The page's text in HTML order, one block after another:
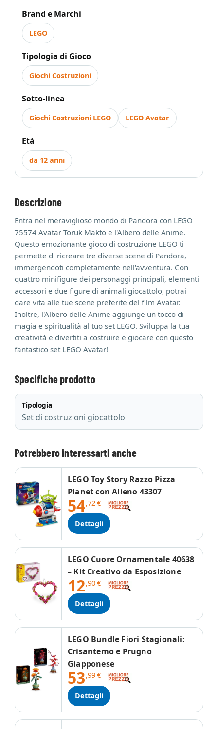
Brand e Marchi
LEGO
Tipologia di Gioco
Giochi Costruzioni
Sotto-linea
Giochi Costruzioni LEGO LEGO Avatar
Età
da 12 anni
Descrizione
Entra nel meraviglioso mondo di Pandora con LEGO
75574 Avatar Toruk Makto e l'Albero delle Anime.
Questo emozionante gioco di costruzione LEGO ti
permette di ricreare tre diverse scene di Pandora,
immergendoti completamente nell'avventura. Con
quattro minifigure dei personaggi principali, elementi
accessori e due figure di animali giocattolo, potrai
dare vita alle tue scene preferite del film Avatar.
Inoltre, l'Albero delle Anime aggiunge un tocco di
magia e spiritualità al tuo set LEGO. Sviluppa la tua
creatività e divertiti a costruire e giocare con questo
fantastico set LEGO Avatar!
Specifiche prodotto
Tipologia
Set di costruzioni giocattolo
Potrebbero interessarti anche
LEGO Toy Story Razzo Pizza
Planet con Alieno 43307
54,72€
Dettagli
LEGO Cuore Ornamentale 40638
– Kit Creativo da Esposizione
12,90€
Dettagli
LEGO Bundle Fiori Stagionali:
Crisantemo e Prugno
Giapponese
53,99€
Dettagli